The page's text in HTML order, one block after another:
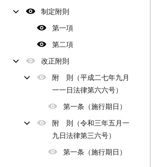
制定附則
第一項
第二項
改正附則
附 則（平成二七年九月
一一日法律第六六号）
第一条（施行期日）
附 則（令和三年五月一
九日法律第三六号）
第一条（施行期日）